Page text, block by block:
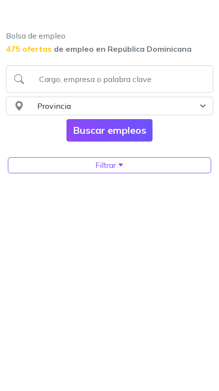
Bolsa de empleo
475 ofertas de empleo en República Dominicana
Filtrar